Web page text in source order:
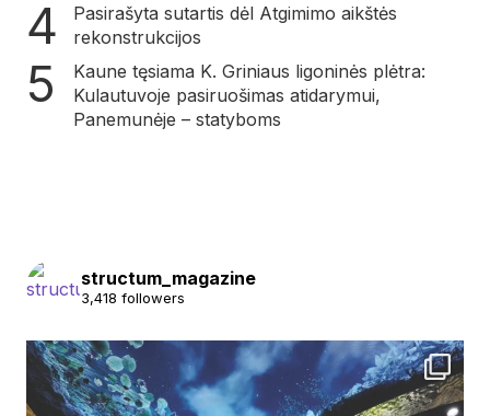
Pasirašyta sutartis dėl Atgimimo aikštės
rekonstrukcijos
Kaune tęsiama K. Griniaus ligoninės plėtra:
Kulautuvoje pasiruošimas atidarymui,
Panemunėje – statyboms
structum_magazine
3,418 followers